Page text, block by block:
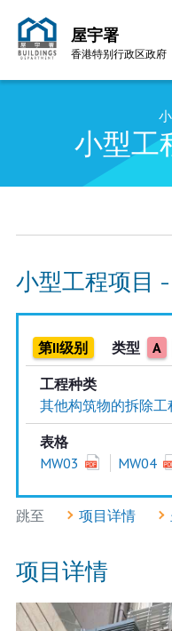
屋宇署
香港特别行政区政府
小型工
小型工程项目
第II级别 类型 A
工程种类
其他构筑物的拆除工
表格
MW03
MW04
跳至 项目详情
项目详情